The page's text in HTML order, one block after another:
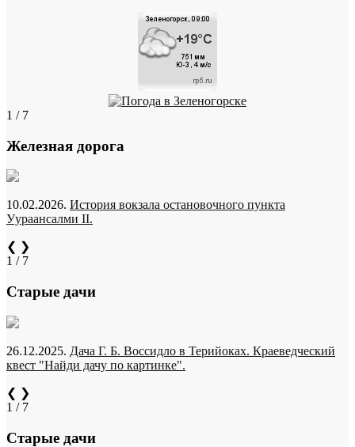
1 / 7
Железная дорога
10.02.2026. История вокзала остановочного пункта
Уураансалми II.
❮ ❯
1 / 7
Старые дачи
26.12.2025. Дача Г. Б. Воссидло в Терийоках. Краеведческий
квест "Найди дачу по картинке".
❮ ❯
1 / 7
Старые дачи